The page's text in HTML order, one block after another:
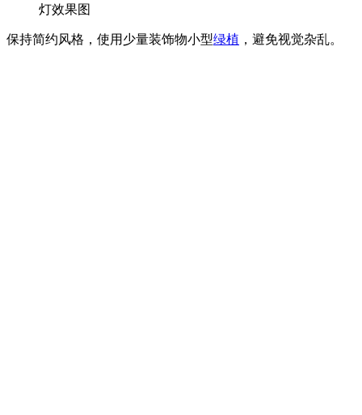
灯效果图
保持简约风格，使用少量装饰物小型绿植 ，避免视觉杂乱。